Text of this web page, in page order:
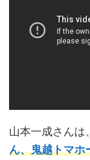
山本一成さんは
ん、鬼越トマホ